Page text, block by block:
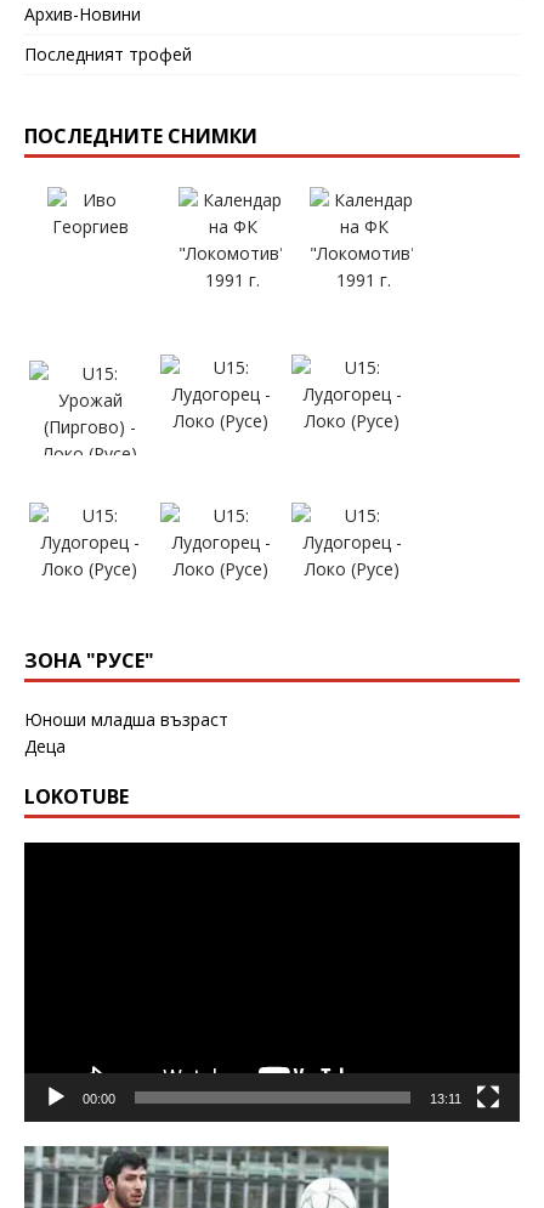
Архив-Новини
Последният трофей
ПОСЛЕДНИТЕ СНИМКИ
ЗОНА "РУСЕ"
Юноши младша възраст
Деца
LOKOTUBE
00:00 13:11